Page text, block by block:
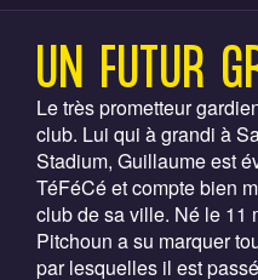
UN FUTUR
Le très prometteur
club. Lui qui à grandi à
Stadium, Guillaume est
TéFéCé et compte bien
club de sa ville. Né le 11
Pitchoun a su marquer
par lesquelles il est